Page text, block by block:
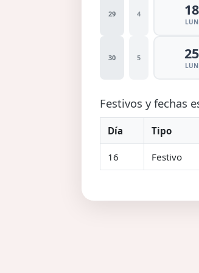
29 4 18
LUN
30 5 25
LUN
Festivos y fechas
Día Tipo
16 Festivo